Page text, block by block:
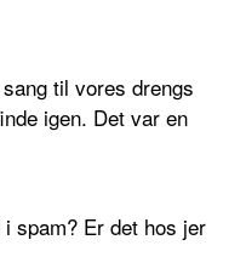
til vores drengs
igen. Det var en
spam? Er det hos jer